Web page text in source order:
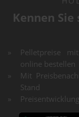
Kennen
Pelletpreise
online bestellen
Mit
Stand